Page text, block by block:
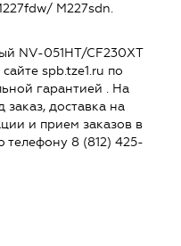
M227sdn.
NV-051HT/CF230XT
spb.tze1.ru по
гарантией . На
доставка на
и прием заказов в
телефону 8 (812) 425-